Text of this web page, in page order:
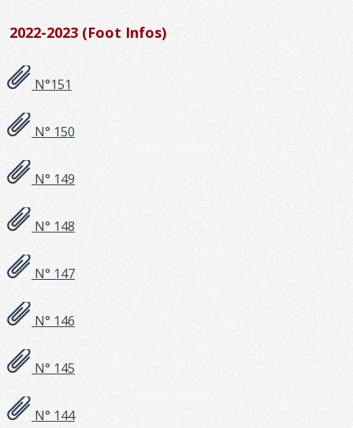
2022-2023 (Foot Infos)
N°151
N° 150
N° 149
N° 148
N° 147
N° 146
N° 145
N° 144